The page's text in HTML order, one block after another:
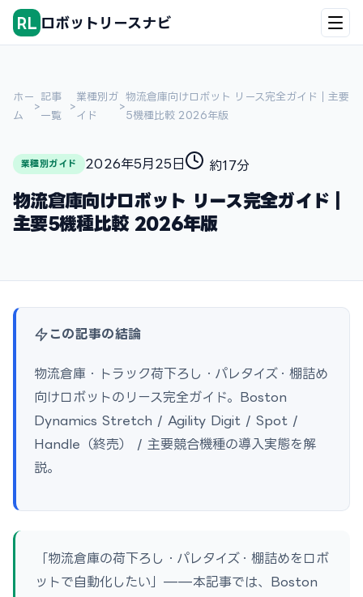
RL ロボットリースナビ
ホー
ム
>
記事
一覧
>
業種別ガ
イド
>
物流倉庫向けロボット リース完全ガイド｜主要
5機種比較 2026年版
業種別ガイド 2026年5月25日 約17分
物流倉庫向けロボット リース完全ガイド｜
主要5機種比較 2026年版
この記事の結論
物流倉庫・トラック荷下ろし・パレタイズ・棚詰め
向けロボットのリース完全ガイド。Boston
Dynamics Stretch / Agility Digit / Spot /
Handle（終売） / 主要競合機種の導入実態を解
説。
「物流倉庫の荷下ろし・パレタイズ・棚詰めをロボ
ットで自動化したい」——本記事では、Boston